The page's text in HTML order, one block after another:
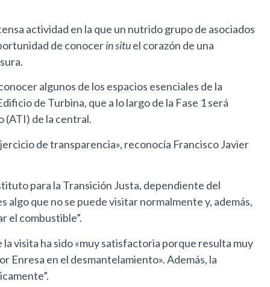
actividad en la que un nutrido grupo de asociados
de conocerin situel corazón de una
algunos de los espacios esenciales de la
de Turbina, que a lo largo de la Fase 1 será
(ATI) de la central.
de transparencia», reconocía Francisco Javier
para la Transición Justa, dependiente del
que no se puede visitar normalmente y, además,
el combustible”.
visita ha sido «muy satisfactoria porque resulta muy
Enresa en el desmantelamiento». Además, la